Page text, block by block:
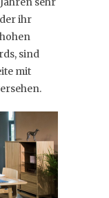
ihr
sind
mit